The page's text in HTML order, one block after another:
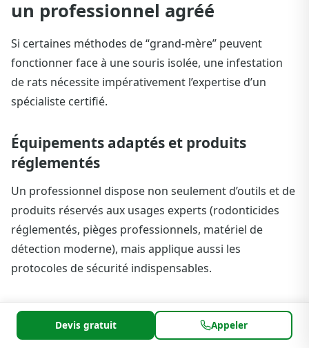
un professionnel agréé
Si certaines méthodes de “grand-mère” peuvent
fonctionner face à une souris isolée, une infestation
de rats nécessite impérativement l’expertise d’un
spécialiste certifié.
Équipements adaptés et produits
réglementés
Un professionnel dispose non seulement d’outils et de
produits réservés aux usages experts (rodonticides
réglementés, pièges professionnels, matériel de
détection moderne), mais applique aussi les
protocoles de sécurité indispensables.
Rapidité et efficacité
Grâce à leur connaissance du terrain et leurs
Devis gratuit Appeler